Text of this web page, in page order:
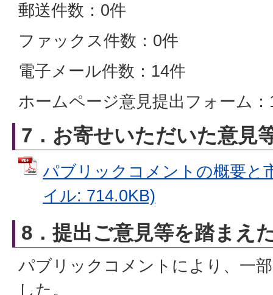
郵送件数：0件
ファックス件数：0件
電子メール件数：14件
ホームページ意見提出フォーム：
7．お寄せいただいた意見
パブリックコメントの概要と
イル: 714.0KB)
8．提出ご意見等を踏まえ
パブリックコメントにより、一
した。